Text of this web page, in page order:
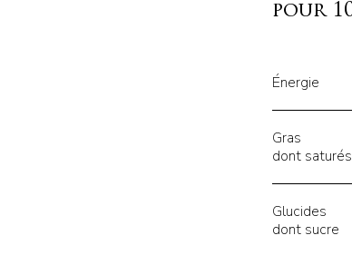
pour
Énergie
Gras
dont saturés
Glucides
dont sucre